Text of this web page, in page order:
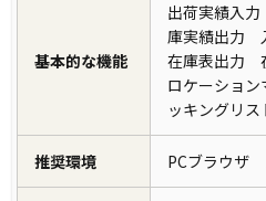
基本的な機能
出荷実績入
庫実績出力
在庫表出力
ロケーショ
ッキングリ
推奨環境 PCブラウザ